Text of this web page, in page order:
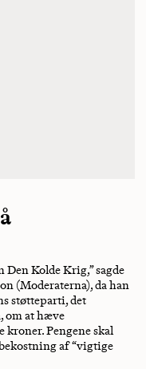
Kolde Krig,” sagde
(Moderaterna), da han
støtteparti, det
om at hæve
kroner. Pengene skal
af “vigtige